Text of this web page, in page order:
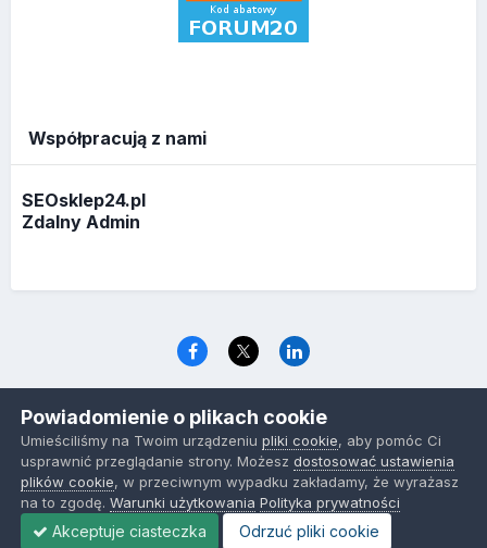
Współpracują z nami
SEOsklep24.pl
Zdalny Admin
www.optymalizacja.com
Powered by Invision Community
Powiadomienie o plikach cookie
Umieściliśmy na Twoim urządzeniupliki cookie, aby pomóc Ci
usprawnić przeglądanie strony. Możeszdostosować ustawienia
plików cookie, w przeciwnym wypadku zakładamy, że wyrażasz
na to zgodę.Warunki użytkowania Polityka prywatności
Akceptuje ciasteczka Odrzuć pliki cookie